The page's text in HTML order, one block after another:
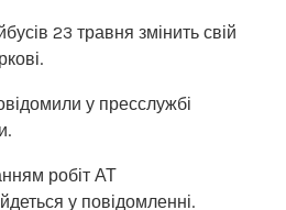
23 травня змінить свій
у пресслужбі
робіт АТ
у повідомленні.